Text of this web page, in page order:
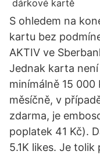
S ohledem na
kartu bez
AKTIV ve
Jednak karta
minímálně 15 000
měsíčně, v
zdarma, je
poplatek 41 Kč).
5.1K likes. Je